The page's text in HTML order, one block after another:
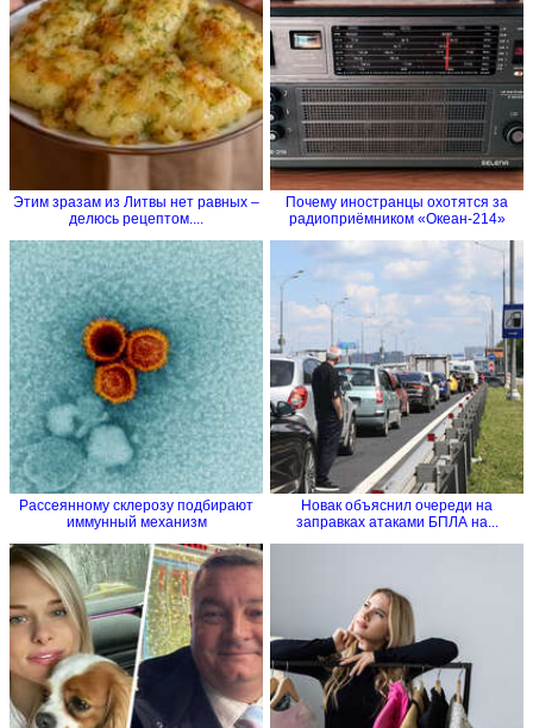
Этим зразам из Литвы нет равных –
делюсь рецептом....
Почему иностранцы охотятся за
радиоприёмником «Океан-214»
Рассеянному склерозу подбирают
иммунный механизм
Новак объяснил очереди на
заправках атаками БПЛА на...